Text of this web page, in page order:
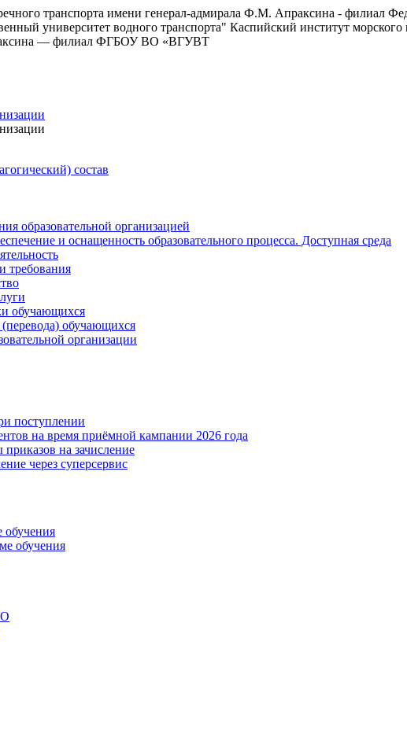
транспорта имени генерал-адмирала Ф.М. Апраксина - филиал
университет водного транспорта" Каспийский институт морского
— филиал ФГБОУ ВО «ВГУВТ
состав
образовательной организацией
и оснащенность образовательного процесса. Доступная среда
требования
обучающихся
обучающихся
организации
поступлении
на время приёмной кампании 2026 года
на зачисление
через суперсервис
обучения